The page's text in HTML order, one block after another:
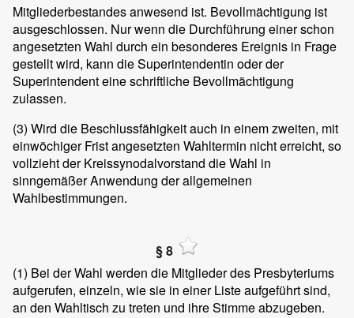
Mitgliederbestandes anwesend ist. Bevollmächtigung ist
ausgeschlossen. Nur wenn die Durchführung einer schon
angesetzten Wahl durch ein besonderes Ereignis in Frage
gestellt wird, kann die Superintendentin oder der
Superintendent eine schriftliche Bevollmächtigung
zulassen.
(3) Wird die Beschlussfähigkeit auch in einem zweiten, mit
einwöchiger Frist angesetzten Wahltermin nicht erreicht, so
vollzieht der Kreissynodalvorstand die Wahl in
sinngemäßer Anwendung der allgemeinen
Wahlbestimmungen.
§ 8
(1) Bei der Wahl werden die Mitglieder des Presbyteriums
aufgerufen, einzeln, wie sie in einer Liste aufgeführt sind,
an den Wahltisch zu treten und ihre Stimme abzugeben.